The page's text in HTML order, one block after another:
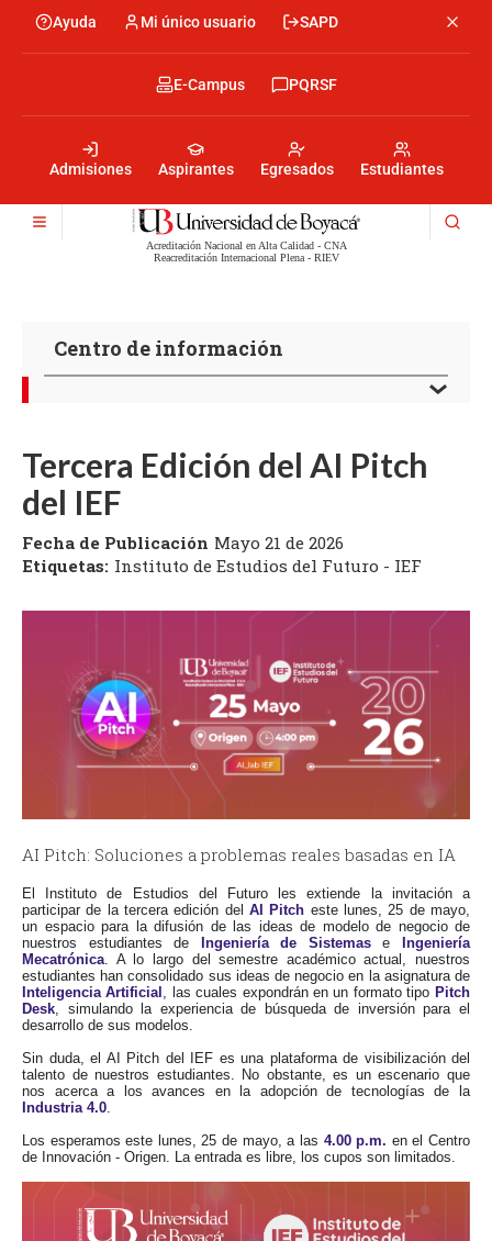
contenido
Menu
encabezado
Ayuda Mi único usuario SAPD
encabezado
Admisiones Aspirantes Egresados Estudiantes
Menu
encabezado
-
Derecha
E-Campus PQRSF
Menú
Acreditación Nacional en Alta Calidad - CNA
Reacreditación Internacional Plena - RIEV
Centro de información
Tercera Edición del AI Pitch
del IEF
Fecha de Publicación Mayo 21 de 2026
Etiquetas: Instituto de Estudios del Futuro - IEF
AI Pitch: Soluciones a problemas reales basadas en IA
El Instituto de Estudios del Futuro les extiende la invitación a
participar de la tercera edición del AI Pitch este lunes, 25 de mayo,
un espacio para la difusión de las ideas de modelo de negocio de
nuestros estudiantes de
Ingeniería de Sistemase
Ingeniería
Mecatrónica . A lo largo del semestre académico actual, nuestros
estudiantes han consolidado sus ideas de negocio en la asignatura de
Inteligencia Artificial
, las cuales expondrán en un formato tipo Pitch
Desk , simulando la experiencia de búsqueda de inversión para el
desarrollo de sus modelos.
Sin duda, el AI Pitch del IEF es una plataforma de visibilización del
talento de nuestros estudiantes. No obstante, es un escenario que
nos acerca a los avances en la adopción de tecnologías de la
Industria 4.0
Los esperamos este lunes, 25 de mayo, a las 4.00 p.m. en el Centro
de Innovación - Origen. La entrada es libre, los cupos son limitados.